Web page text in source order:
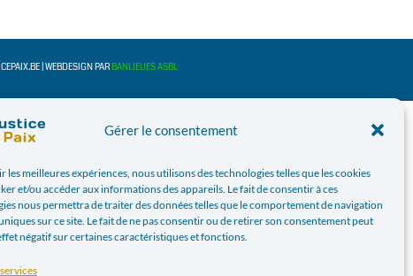
Gérer le consentement
les meilleures expériences, nous utilisons des technologies telles que les cookies
et/ou accéder aux informations des appareils. Le fait de consentir à ces
nous permettra de traiter des données telles que le comportement de navigation
sur ce site. Le fait de ne pas consentir ou de retirer son consentement peut
négatif sur certaines caractéristiques et fonctions.
| WEBDESIGN PAR BANLIEUES ASBL